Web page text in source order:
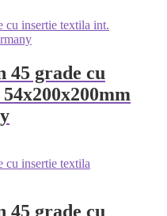
45 grade cu
45 grade cu